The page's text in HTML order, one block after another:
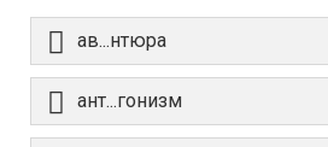
ав...нтюра
ант...гонизм